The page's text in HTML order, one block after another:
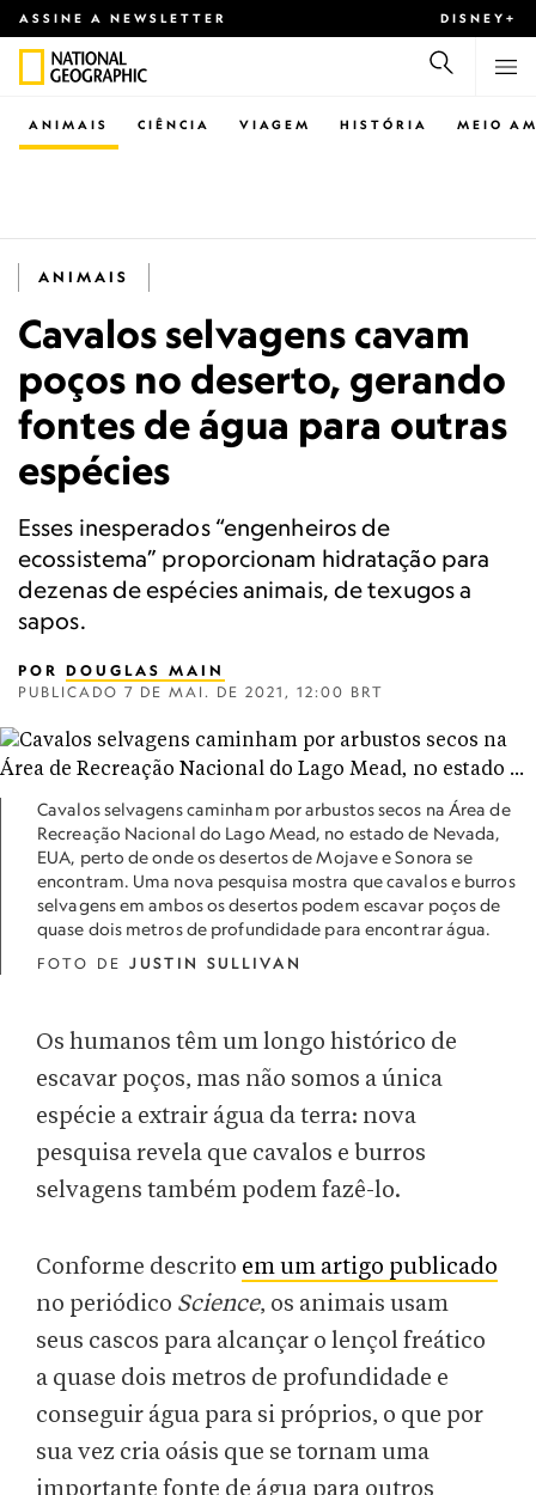
ASSINE A NEWSLETTER DISNEY+
CIÊNCIA VIAGEM
ANIMAIS HISTÓRIA MEIO
ANIMAIS
Cavalos selvagens cavam
poços no deserto, gerando
fontes de água para outras
espécies
Esses inesperados “engenheiros de
ecossistema” proporcionam hidratação para
dezenas de espécies animais, de texugos a
sapos.
POR DOUGLAS MAIN
PUBLICADO 7 DE MAI. DE 2021, 12:00 BRT
Cavalos selvagens caminham por arbustos secos na Área de
Recreação Nacional do Lago Mead, no estado de Nevada,
EUA, perto de onde os desertos de Mojave e Sonora se
encontram. Uma nova pesquisa mostra que cavalos e burros
selvagens em ambos os desertos podem escavar poços de
quase dois metros de profundidade para encontrar água.
FOTO DE JUSTIN SULLIVAN
Os humanos têm um longo histórico de
escavar poços, mas não somos a única
espécie a extrair água da terra: nova
pesquisa revela que cavalos e burros
selvagens também podem fazê-lo.
Conforme descrito em um artigo publicado
no periódico Science, os animais usam
seus cascos para alcançar o lençol freático
a quase dois metros de profundidade e
conseguir água para si próprios, o que por
sua vez cria oásis que se tornam uma
importante fonte de água para outros